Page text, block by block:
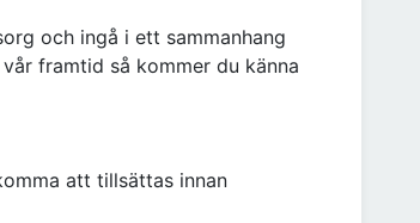
och ingå i ett sammanhang
framtid så kommer du känna
att tillsättas innan